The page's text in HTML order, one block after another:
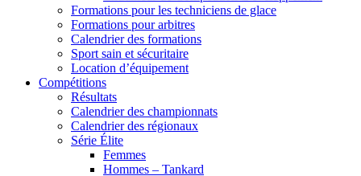
Formations pour les techniciens de glace
Formations pour arbitres
Calendrier des formations
Sport sain et sécuritaire
Location d’équipement
Compétitions
Résultats
Calendrier des championnats
Calendrier des régionaux
Série Élite
Femmes
Hommes – Tankard